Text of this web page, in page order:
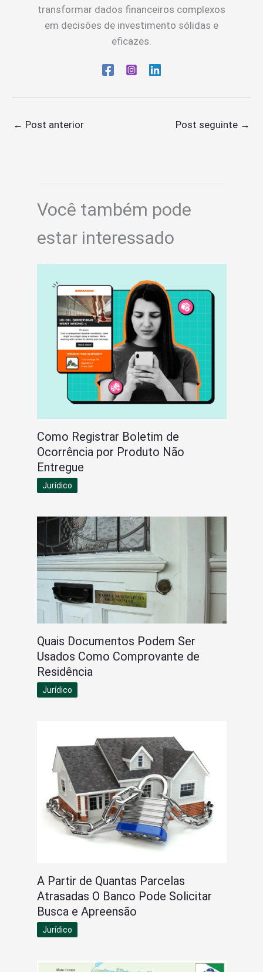
transformar dados financeiros complexos
em decisões de investimento sólidas e
eficazes.
← Post anterior Post seguinte →
Você também pode
estar interessado
Como Registrar Boletim de
Ocorrência por Produto Não
Entregue
Jurídico
Quais Documentos Podem Ser
Usados Como Comprovante de
Residência
Jurídico
A Partir de Quantas Parcelas
Atrasadas O Banco Pode Solicitar
Busca e Apreensão
Jurídico